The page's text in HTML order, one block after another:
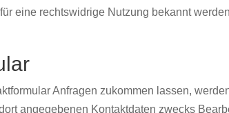
eine rechtswidrige Nutzung bekannt
Anfragen zukommen lassen,
angegebenen Kontaktdaten zwecks